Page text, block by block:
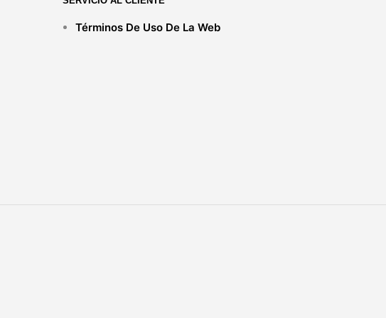
Términos De Uso De La Web